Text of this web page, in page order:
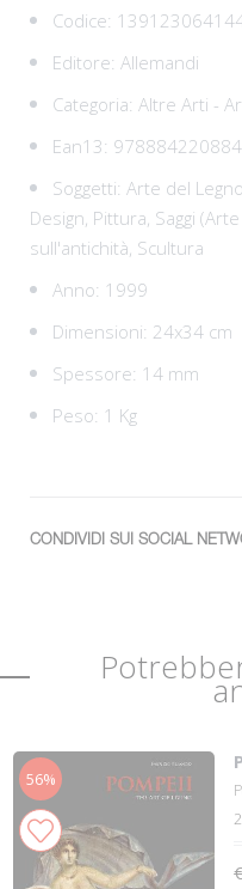
Codice:
Editore: Allemandi
Categoria: Altre Arti -
Ean13:
Soggetti: Arte del
Design, Pittura, Saggi
sull'antichità, Scultura
Anno: 1999
Dimensioni: 24x34 cm
Spessore: 14 mm
Peso: 1 Kg
CONDIVIDI SUI SOCIAL
56%